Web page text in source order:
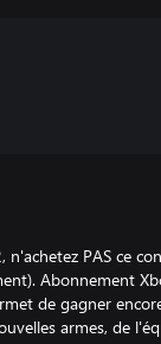
PAS ce
Abonnement
de gagner
armes, de